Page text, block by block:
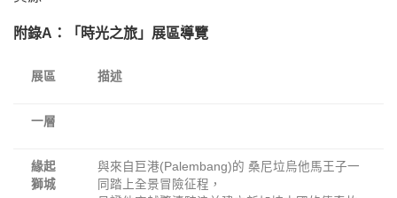
附錄A ：「 時光之旅」 展區導覽
展區 描述
一層
緣起
獅城
與來自巨港(Palembang)的 桑尼垃烏他馬王子一
同踏上全景冒險征程，